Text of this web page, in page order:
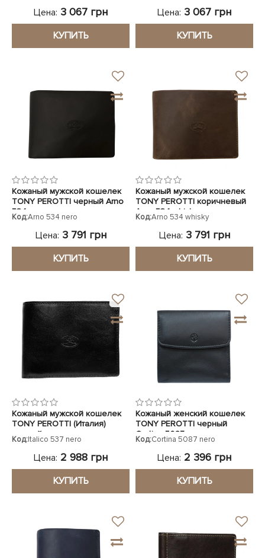
Цена: 3 067 грн
КУПИТЬ
Цена: 3 067 грн
КУПИТЬ
Кожаный мужской кошелек
TONY PEROTTI черный Arno
534 nero
Код:Arno 534 nero
Цена: 3 791 грн
КУПИТЬ
Кожаный мужской кошелек
TONY PEROTTI коричневый
Arno 534 whisky
Код:Arno 534 whisky
Цена: 3 791 грн
КУПИТЬ
Кожаный мужской кошелек
TONY PEROTTI (Италия)
черный
Код:Italico 537 nero
Цена: 2 988 грн
КУПИТЬ
Кожаный женский кошелек
TONY PEROTTI черный
Cortina 5087 nero
Код:Cortina 5087 nero
Цена: 2 396 грн
КУПИТЬ